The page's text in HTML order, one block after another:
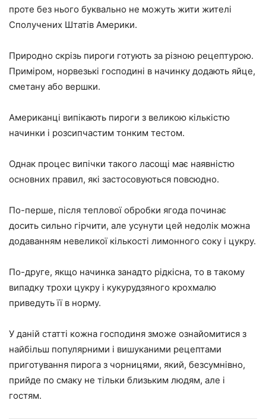
проте без нього буквально не можуть жити жителі
Сполучених Штатів Америки.
Природно скрізь пироги готують за різною рецептурою.
Приміром, норвезькі господині в начинку додають яйце,
сметану або вершки.
Американці випікають пироги з великою кількістю
начинки і розсипчастим тонким тестом.
Однак процес випічки такого ласощі має наявністю
основних правил, які застосовуються повсюдно.
По-перше, після теплової обробки ягода починає
досить сильно гірчити, але усунути цей недолік можна
додаванням невеликої кількості лимонного соку і цукру.
По-друге, якщо начинка занадто рідкісна, то в такому
випадку трохи цукру і кукурудзяного крохмалю
приведуть її в норму.
У даній статті кожна господиня зможе ознайомитися з
найбільш популярними і вишуканими рецептами
приготування пирога з чорницями, який, безсумнівно,
прийде по смаку не тільки близьким людям, але і
гостям.